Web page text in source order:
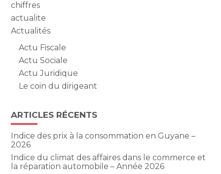
chiffres
actualite
Actualités
Actu Fiscale
Actu Sociale
Actu Juridique
Le coin du dirigeant
ARTICLES RÉCENTS
Indice des prix à la consommation en Guyane –
2026
Indice du climat des affaires dans le commerce et
la réparation automobile – Année 2026